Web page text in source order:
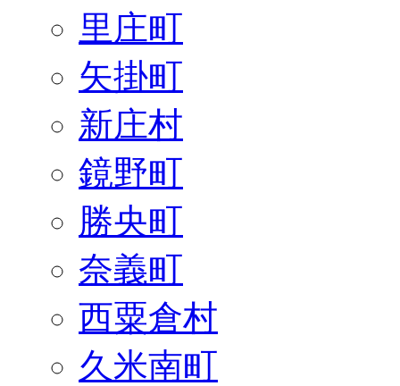
里庄町
矢掛町
新庄村
鏡野町
勝央町
奈義町
西粟倉村
久米南町